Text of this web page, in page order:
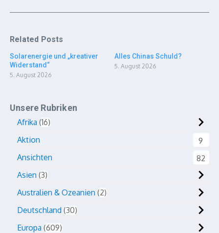
Related Posts
Solarenergie und „kreativer
Widerstand“
5. August 2026
Alles Chinas Schuld?
5. August 2026
Unsere Rubriken
Afrika 16
Aktion
9
Ansichten
82
Asien 3
Australien & Ozeanien 2
Deutschland 30
Europa 609